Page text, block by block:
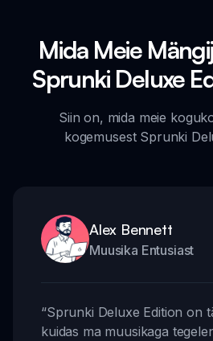
Mida Meie
Sprunki Deluxe
Siin on, mida meie
kogemusest Sprunki
Alex Bennett
Muusika Entusiast
“Sprunki Deluxe Edition on
kuidas ma muusikaga